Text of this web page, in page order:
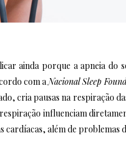
ainda porque a apneia do
com a Nacional Sleep
cria pausas na respiração
influenciam
cardíacas, além de